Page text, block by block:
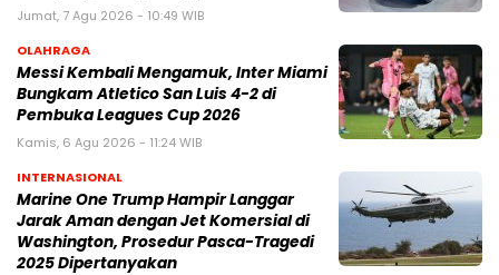
Jumat, 7 Agu 2026 - 10:49 WIB
OLAHRAGA
Messi Kembali Mengamuk, Inter Miami
Bungkam Atletico San Luis 4-2 di
Pembuka Leagues Cup 2026
Kamis, 6 Agu 2026 - 11:24 WIB
INTERNASIONAL
Marine One Trump Hampir Langgar
Jarak Aman dengan Jet Komersial di
Washington, Prosedur Pasca-Tragedi
2025 Dipertanyakan